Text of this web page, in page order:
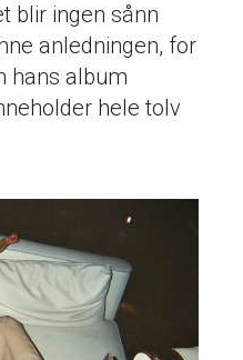
blir ingen sånn
anledningen, for
hans album
hele tolv